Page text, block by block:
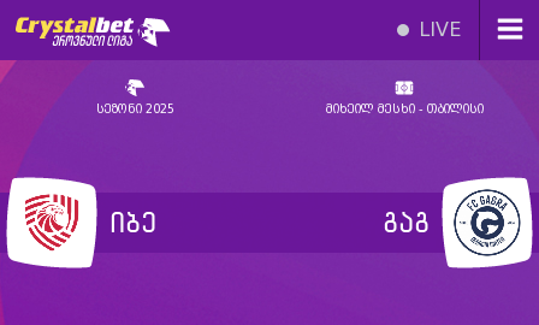
LIVE
სეზონი 2025 მიხეილ მესხი - თბილისი
იბე გაგ